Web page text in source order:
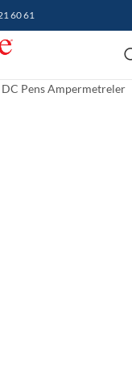
60 61
Pens Ampermetreler